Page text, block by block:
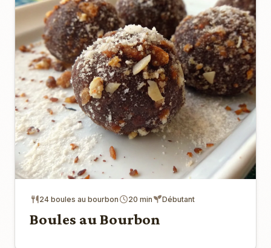
24 boules au bourbon 20 min Débutant
Boules au Bourbon